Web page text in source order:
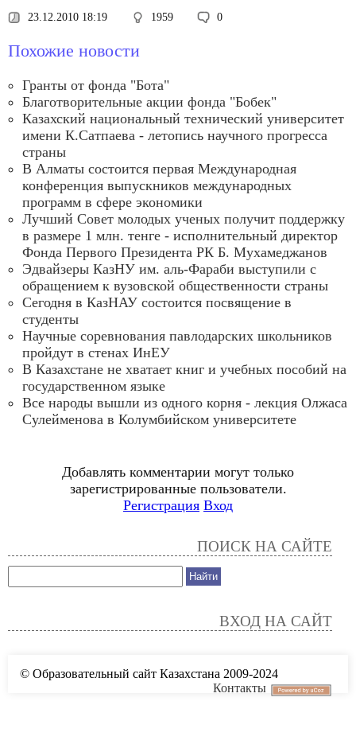
23.12.2010 18:19 1959 0
Похожие новости
Гранты от фонда "Бота"
Благотворительные акции фонда "Бобек"
Казахский национальный технический университет
имени К.Сатпаева - летопись научного прогресса
страны
В Алматы состоится первая Международная
конференция выпускников международных
программ в сфере экономики
Лучший Совет молодых ученых получит поддержку
в размере 1 млн. тенге - исполнительный директор
Фонда Первого Президента РК Б. Мухамеджанов
Эдвайзеры КазНУ им. аль-Фараби выступили с
обращением к вузовской общественности страны
Сегодня в КазНАУ состоится посвящение в
студенты
Научные соревнования павлодарских школьников
пройдут в стенах ИнЕУ
В Казахстане не хватает книг и учебных пособий на
государственном языке
Все народы вышли из одного корня - лекция Олжаса
Сулейменова в Колумбийском университете
Добавлять комментарии могут только
зарегистрированные пользователи.
Регистрация Вход
ПОИСК НА САЙТЕ
ВХОД НА САЙТ
© Образовательный сайт Казахстана 2009-2024
Контакты